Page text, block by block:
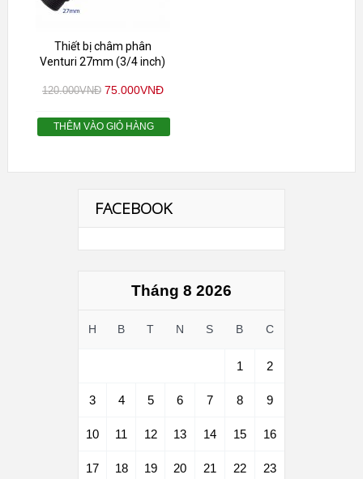
Thiết bị châm phân
Venturi 27mm (3/4 inch)
120.000VNĐ 75.000VNĐ
THÊM VÀO GIỎ HÀNG
FACEBOOK
Tháng 8 2026
H B T N S B C
1 2
3 4 5 6 7 8 9
10 11 12 13 14 15 16
17 18 19 20 21 22 23